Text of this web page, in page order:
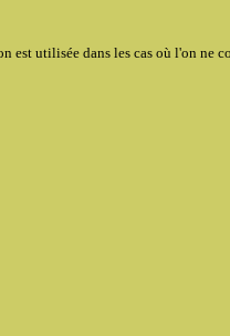
est utilisée dans les cas où l'on ne